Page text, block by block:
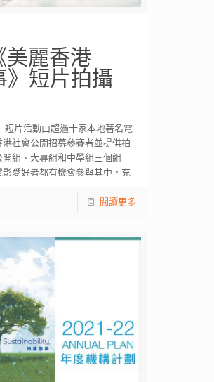
美麗香港
短片拍攝
片活動由超過十家本地著名電
社會公開招募參賽者並提供拍
組、大專組和中學組三個組
愛好者都有機會參與其中，充
閱讀更多